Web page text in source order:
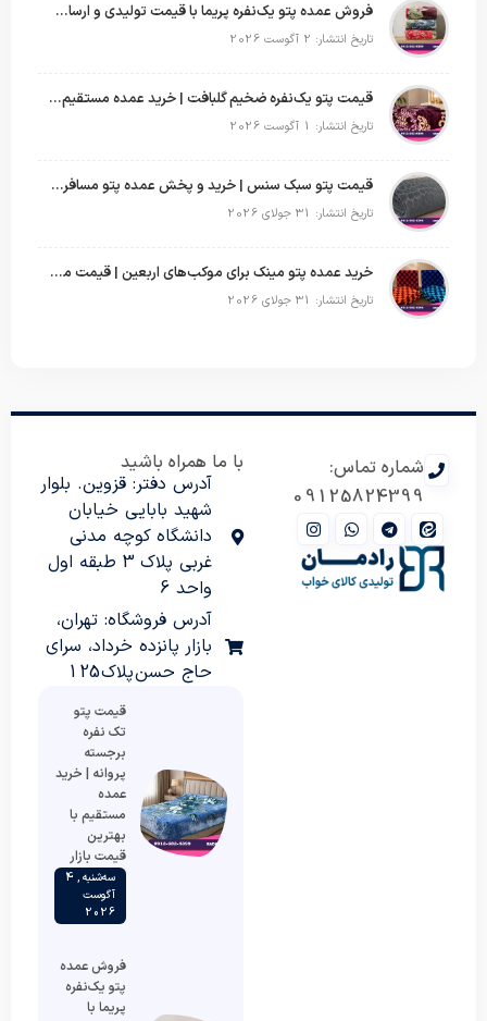
فروش عمده پتو یک‌نفره پریما با قیمت تولیدی و ارسال به سراسر کشور
تاریخ انتشار: 2 آگوست 2026
قیمت پتو یک‌نفره ضخیم گلبافت | خرید عمده مستقیم با بهترین قیمت
تاریخ انتشار: 1 آگوست 2026
قیمت پتو سبک سنس | خرید و پخش عمده پتو مسافرتی Sense
تاریخ انتشار: 31 جولای 2026
خرید عمده پتو مینک برای موکب‌های اربعین | قیمت مناسب و ارسال سریع
تاریخ انتشار: 31 جولای 2026
شماره تماس:
09125824399
با ما همراه باشید
آدرس دفتر: قزوین. بلوار
شهید بابایی خیابان
دانشگاه کوچه مدنی
غربی پلاک 3 طبقه اول
واحد 6
آدرس فروشگاه: تهران،
بازار پانزده خرداد، سرای
حاج حسن پلاک 125
قیمت پتو
تک نفره
برجسته
پروانه | خرید
عمده
مستقیم با
بهترین
قیمت بازار
سه‌شنبه , 4
آگوست
2026
فروش عمده
پتو یک‌نفره
پریما با